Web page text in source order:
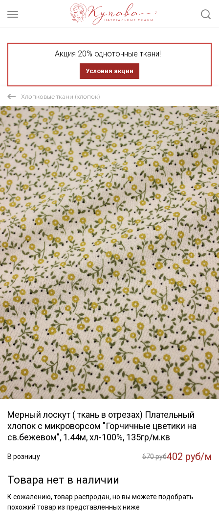
Акция 20% однотонные ткани!
Условия акции
Хлопковые ткани (хлопок)
СКИДКА 40%
Мерный лоскут ( ткань в отрезах) Плательный
хлопок с микроворсом "Горчичные цветики на
св.бежевом", 1.44м, хл-100%, 135гр/м.кв
В розницу 670 руб402 руб/м
Товара нет в наличии
К сожалению, товар распродан, но вы можете подобрать
похожий товар из представленных ниже